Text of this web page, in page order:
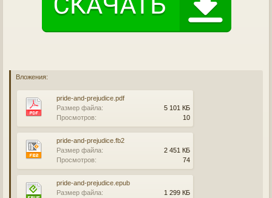
Вложения:
pride-and-prejudice.pdf
Размер файла:
5 101 КБ
Просмотров:
10
pride-and-prejudice.fb2
Размер файла:
2 451 КБ
Просмотров:
74
pride-and-prejudice.epub
Размер файла:
1 299 КБ